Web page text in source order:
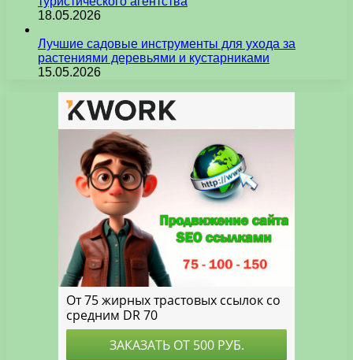
18.05.2026
Лучшие садовые инструменты для ухода за
растениями деревьями и кустарниками
15.05.2026